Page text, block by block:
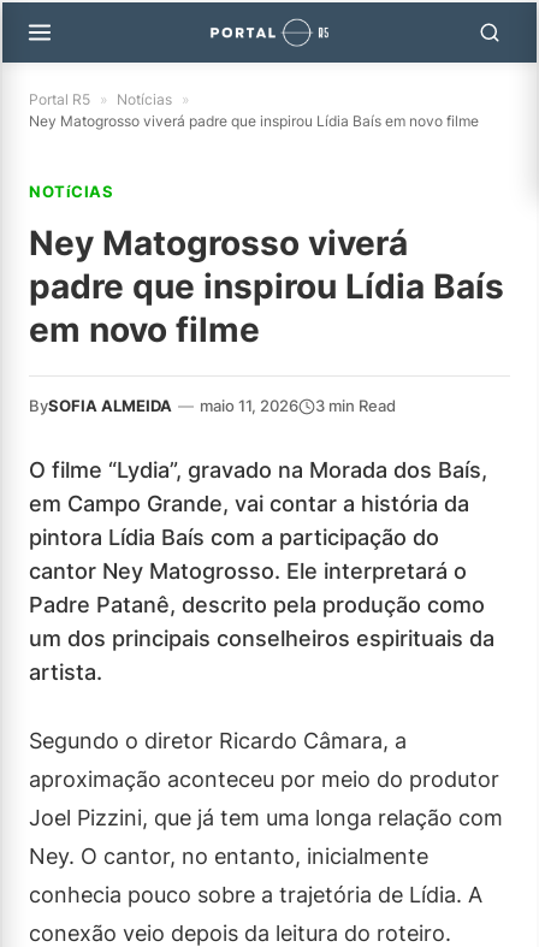
Portal R5 » Notícias »
Ney Matogrosso viverá padre que inspirou Lídia Baís em novo filme
NOTíCIAS
Ney Matogrosso viverá
padre que inspirou Lídia Baís
em novo filme
BySOFIA ALMEIDA — maio 11, 2026 3 min Read
O filme “Lydia”, gravado na Morada dos Baís,
em Campo Grande, vai contar a história da
pintora Lídia Baís com a participação do
cantor Ney Matogrosso. Ele interpretará o
Padre Patanê, descrito pela produção como
um dos principais conselheiros espirituais da
artista.
Segundo o diretor Ricardo Câmara, a
aproximação aconteceu por meio do produtor
Joel Pizzini, que já tem uma longa relação com
Ney. O cantor, no entanto, inicialmente
conhecia pouco sobre a trajetória de Lídia. A
conexão veio depois da leitura do roteiro.